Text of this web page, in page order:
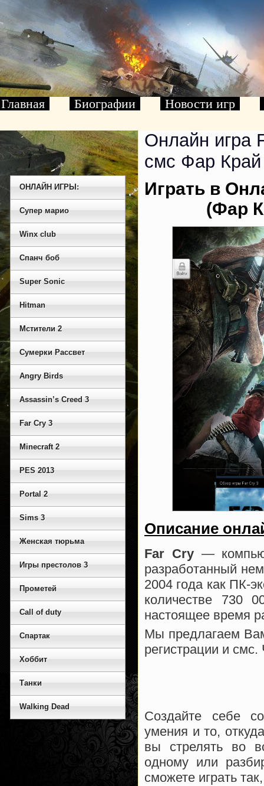
Главная Биографии Новости игр
Онлайн игра
смс Фар Край
Играть в
(Фар
Описание
Far Cry—
разработанный
2004 года как ПК-
количестве 730
настоящее время
Мы предлагаем
регистрации и
Создайте себе
умения и то,
вы стрелять во
одному или
сможете играть
ОНЛАЙН ИГРЫ:
Cупер марио
Winx club
Спанч боб
Super Sonic
Hitman
Мстители 2
Сумерки Рассвет
Angry Birds
Assassin’s Creed 3
Far Cry 3
Minecraft 2
PES 2013
Portal 2
Sims 3
Женская тюрьма
Игры престолов 3
Прометей
Сall of duty
Спартак
Хоббит
Танки
Walking Dead